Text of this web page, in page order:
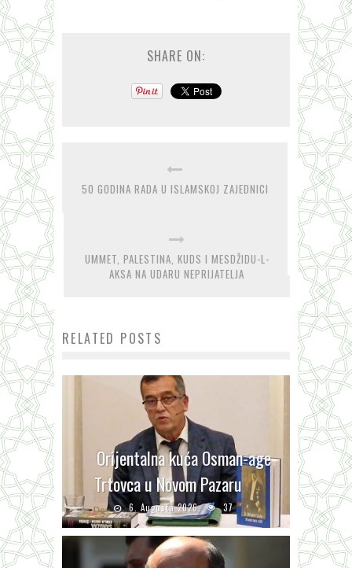
SHARE ON:
50 GODINA RADA U ISLAMSKOJ ZAJEDNICI
UMMET, PALESTINA, KUDS I MESDŽIDU-L-
AKSA NA UDARU NEPRIJATELJA
RELATED POSTS
Orijentalna kuća Osman-age
Trtovca u Novom Pazaru
6. Augusta 2026. 37